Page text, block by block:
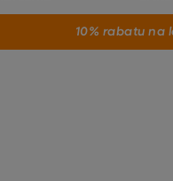
10% rabatu na